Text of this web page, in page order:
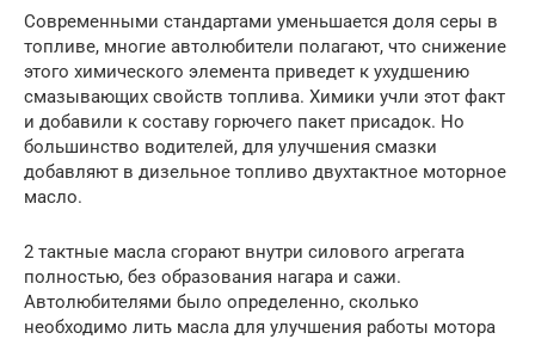
Современными стандартами уменьшается доля серы в
топливе, многие автолюбители полагают, что снижение
этого химического элемента приведет к ухудшению
смазывающих свойств топлива. Химики учли этот факт
и добавили к составу горючего пакет присадок. Но
большинство водителей, для улучшения смазки
добавляют в дизельное топливо двухтактное моторное
масло.
2 тактные масла сгорают внутри силового агрегата
полностью, без образования нагара и сажи.
Автолюбителями было определенно, сколько
необходимо лить масла для улучшения работы мотора